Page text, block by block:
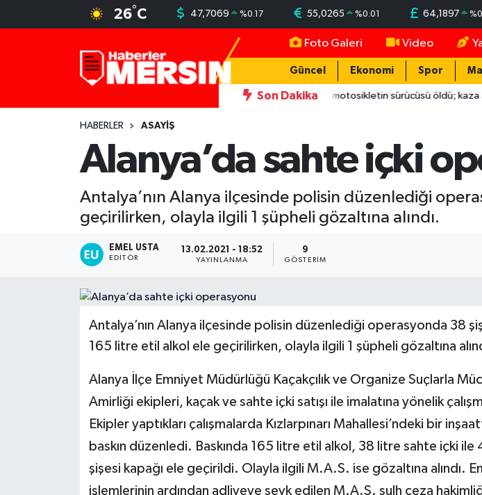
26°C 47,7069 %0.17 55,0265 %0.01 64,1897 %
Foto Galeri Video
Güncel Ekonomi Spor
Son Dakika
Otomobil ve hafif ticari araçla çarpışan motosikletin sürücüsü öldü; kaza anı
HABERLER ASAYİŞ
Alanya’da sahte içki
Antalya’nın Alanya ilçesinde polisin düzenlediği
geçirilirken, olayla ilgili 1 şüpheli gözaltına alındı.
EMEL USTA
EDITÖR
13.02.2021 - 18:52
YAYINLANMA
9
GÖSTERIM
Antalya’nın Alanya ilçesinde polisin düzenlediği operasyonda 38
165 litre etil alkol ele geçirilirken, olayla ilgili 1 şüpheli gözaltına
Alanya İlçe Emniyet Müdürlüğü Kaçakçılık ve Organize Suçlarla
Amirliği ekipleri, kaçak ve sahte içki satışı ile imalatına yönelik
Ekipler yaptıkları çalışmalarda Kızlarpınarı Mahallesi’ndeki bir
baskın düzenledi. Baskında 165 litre etil alkol, 38 litre sahte içki
şişesi kapağı ele geçirildi. Olayla ilgili M.A.S. ise gözaltına alındı.
işlemlerinin ardından adliyeye sevk edilen M.A.S. sulh ceza
Mersin Nöbetçi Eczaneler
Mersin Hava Durumu
Mersin Trafik Yoğunluk Haritası
Süper Lig Puan Durumu ve Fikstür
Tüm Manşetler
Son Dakika Haberleri
Haber Arşivi